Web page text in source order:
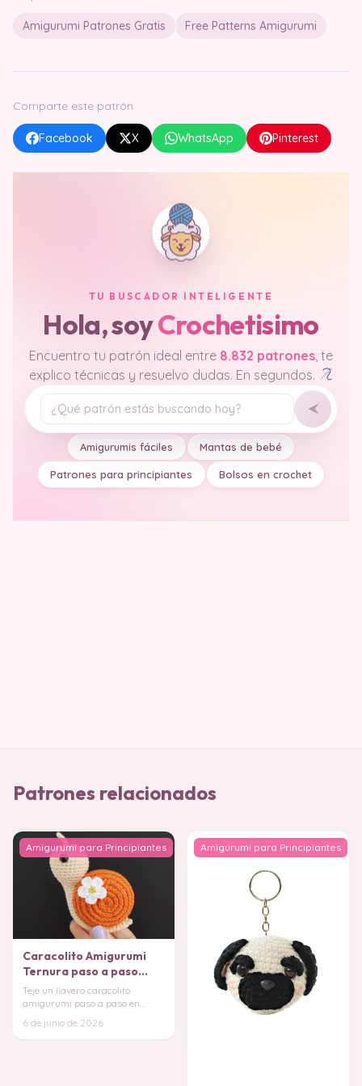
Amigurumi Patrones Gratis Free Patterns Amigurumi
Comparte este patrón
Facebook X WhatsApp Pinterest
TU BUSCADOR INTELIGENTE
Hola, soyCrochetisimo
Encuentro tu patrón ideal entre 8.832 patrones , te
explico técnicas y resuelvo dudas. En segundos.
Tu pregunta
Amigurumis fáciles Mantas de bebé
Patrones para principiantes Bolsos en crochet
Patrones relacionados
Amigurumi para Principiantes
Caracolito Amigurumi
Ternura paso a paso
(Patrón Gratis)
Teje un llavero caracolito
amigurumi paso a paso en
entender tanto
6 de junio de 2026
Amigurumi para Principiantes